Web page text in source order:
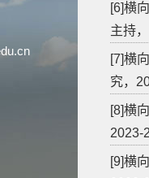
[6]横
主持
[7]横
究，
[8]横
2023-
[9]横